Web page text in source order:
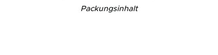
Packungsinhalt